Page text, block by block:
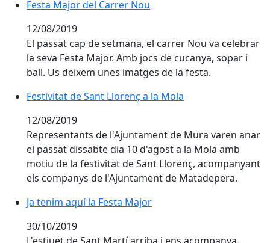
Festa Major del Carrer Nou
Festa Major del Carrer Nou
12/08/2019
El passat cap de setmana, el carrer Nou va celebrar
la seva Festa Major. Amb jocs de cucanya, sopar i
ball. Us deixem unes imatges de la festa.
Festivitat de Sant Llorenç a la Mola
Festivitat de Sant Llorenç a la Mola
12/08/2019
Representants de l'Ajuntament de Mura varen anar
el passat dissabte dia 10 d'agost a la Mola amb
motiu de la festivitat de Sant Llorenç, acompanyant
els companys de l'Ajuntament de Matadepera.
Ja tenim aquí la Festa Major
Ja tenim aquí la Festa Major
30/10/2019